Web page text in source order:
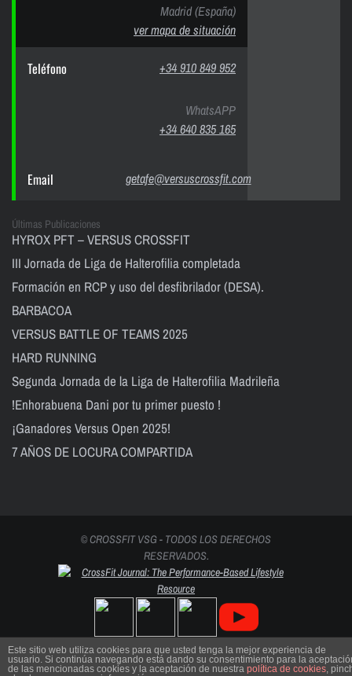
Madrid (España)
ver mapa de situación
Teléfono +34 910 849 952
WhatsAPP
+34 640 835 165
Email getafe@versuscrossfit.com
Últimas Publicaciones
HYROX PFT – VERSUS CROSSFIT
III Jornada de Liga de Halterofilia completada
Formación en RCP y uso del desfibrilador (DESA).
BARBACOA
VERSUS BATTLE OF TEAMS 2025
HARD RUNNING
Segunda Jornada de la Liga de Halterofilia Madrileña
!Enhorabuena Dani por tu primer puesto !
¡Ganadores Versus Open 2025!
7 AÑOS DE LOCURA COMPARTIDA
© CROSSFIT VSG - TODOS LOS DERECHOS
RESERVADOS.
Este sitio web utiliza cookies para que usted tenga la mejor experiencia de
usuario. Si continúa navegando está dando su consentimiento para la
de las mencionadas cookies y la aceptación de nuestra política de cookies,